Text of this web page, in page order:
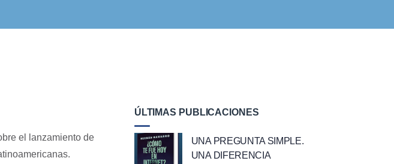
el lanzamiento de
ÚLTIMAS PUBLICACIONES
UNA PREGUNTA SIMPLE.
UNA DIFERENCIA